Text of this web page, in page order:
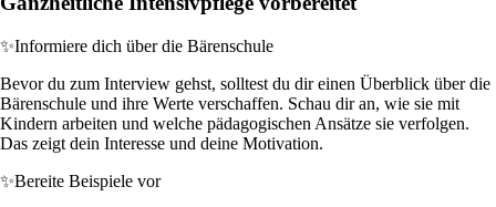
✨Informiere dich über die Bärenschule
Bevor du zum Interview gehst, solltest du dir einen Überblick über die
Bärenschule und ihre Werte verschaffen. Schau dir an, wie sie mit
Kindern arbeiten und welche pädagogischen Ansätze sie verfolgen.
Das zeigt dein Interesse und deine Motivation.
✨Bereite Beispiele vor